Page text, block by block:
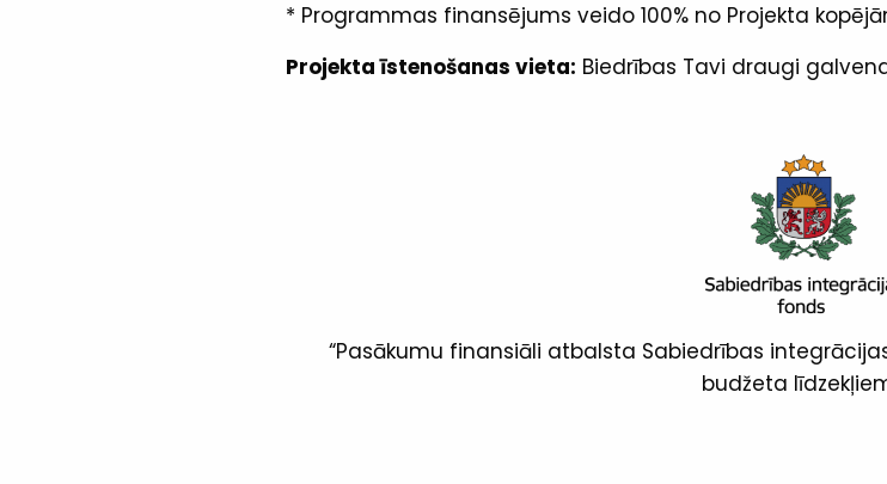
* Programmas finansējums veido 100% no Projekta
Projekta īstenošanas vieta: Biedrības Tavi draugi
“Pasākumu finansiāli atbalsta Sabiedrības
budžeta